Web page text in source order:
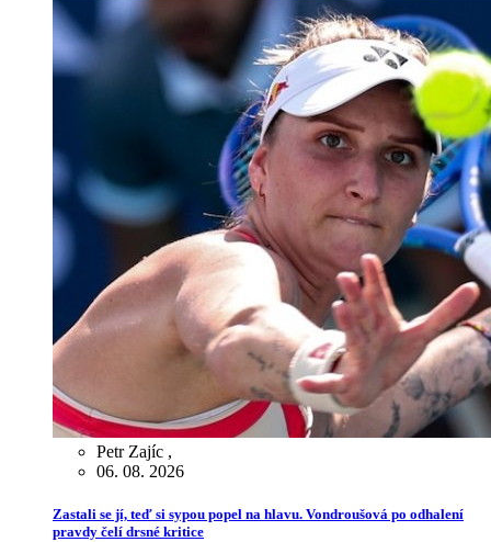
Petr Zajíc ,
06. 08. 2026
Zastali se jí, teď si sypou popel na hlavu. Vondroušová po odhalení
pravdy čelí drsné kritice